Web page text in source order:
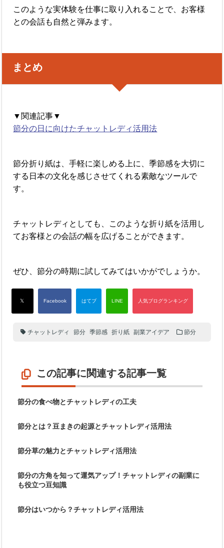
このような実体験を仕事に取り入れることで、お客様
との会話も自然と弾みます。
まとめ
▼関連記事▼
節分の日に向けたチャットレディ活用法
節分折り紙は、手軽に楽しめる上に、季節感を大切に
する日本の文化を感じさせてくれる素敵なツールで
す。
チャットレディとしても、このような折り紙を活用し
てお客様との会話の幅を広げることができます。
ぜひ、節分の時期に試してみてはいかがでしょうか。
チャットレディ 節分 季節感 折り紙 副業アイデア 節分
この記事に関連する記事一覧
節分の食べ物とチャットレディの工夫
節分とは？豆まきの起源とチャットレディ活用法
節分草の魅力とチャットレディ活用法
節分の方角を知って運気アップ！チャットレディの副業に
も役立つ豆知識
節分はいつから？チャットレディ活用法